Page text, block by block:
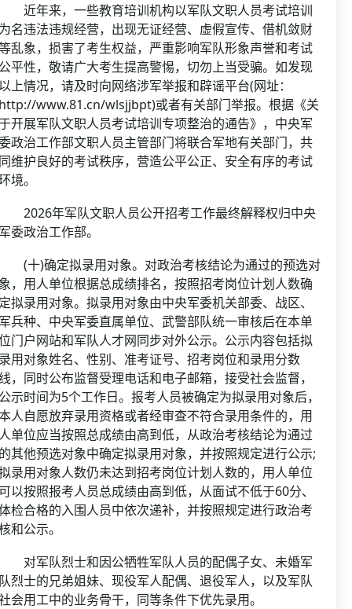
年来，一些教育培训机构以军队文职人员考试培训
名违法违规经营，出现无证经营、虚假宣传、借机敛财
乱象，损害了考生权益，严重影响军队形象声誉和考试
平性，敬请广大考生提高警惕，切勿上当受骗。如发现
上情况，请及时向网络涉军举报和辟谣平台(网址：
www.81.cn/wlsjjbpt)或者有关部门举报。根据《关
开展军队文职人员考试培训专项整治的通告》，中央军
政治工作部文职人员主管部门将联合军地有关部门，共
维护良好的考试秩序，营造公平公正、安全有序的考试
境。
年军队文职人员公开招考工作最终解释权归中央
委政治工作部。
十)确定拟录用对象。对政治考核结论为通过的预选对
，用人单位根据总成绩排名，按照招考岗位计划人数确
拟录用对象。拟录用对象由中央军委机关部委、战区、
兵种、中央军委直属单位、武警部队统一审核后在本单
门户网站和军队人才网同步对外公示。公示内容包括拟
用对象姓名、性别、准考证号、招考岗位和录用分数
，同时公布监督受理电话和电子邮箱，接受社会监督，
示时间为5个工作日。报考人员被确定为拟录用对象后，
人自愿放弃录用资格或者经审查不符合录用条件的，用
单位应当按照总成绩由高到低，从政治考核结论为通过
其他预选对象中确定拟录用对象，并按照规定进行公示;
录用对象人数仍未达到招考岗位计划人数的，用人单位
以按照报考人员总成绩由高到低，从面试不低于60分、
检合格的入围人员中依次递补，并按照规定进行政治考
和公示。
军队烈士和因公牺牲军队人员的配偶子女、未婚军
烈士的兄弟姐妹、现役军人配偶、退役军人，以及军队
会用工中的业务骨干，同等条件下优先录用。